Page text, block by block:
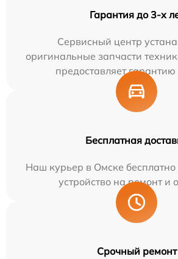
Гарантия до 3-х
Сервисный центр
оригинальные запчасти
предоставляет гарантию
Бесплатная
Наш курьер в Омске бесплатно
устройство на ремонт и
Срочный ремонт